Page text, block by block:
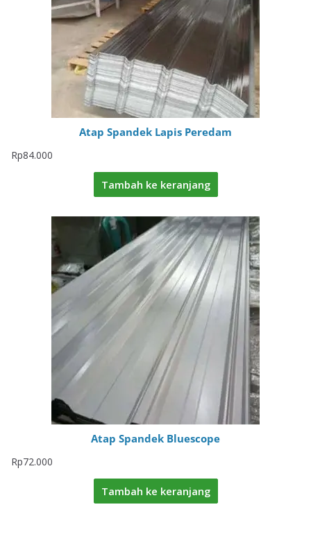
Atap Spandek Lapis Peredam
Rp84.000
Tambah ke keranjang
Atap Spandek Bluescope
Rp72.000
Tambah ke keranjang